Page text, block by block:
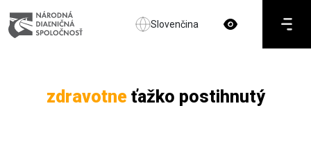
Slovenčina
zdravotneťažko postihnutý